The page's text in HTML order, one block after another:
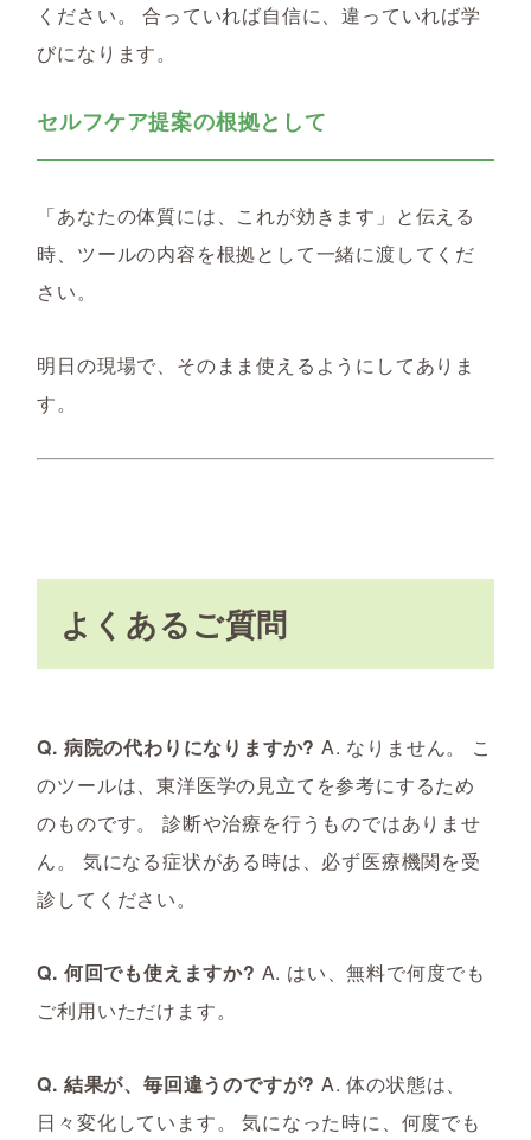
ください。 合っていれば自信に、違っていれば学
びになります。
セルフケア提案の根拠として
「あなたの体質には、これが効きます」と伝える
時、ツールの内容を根拠として一緒に渡してくだ
さい。
明日の現場で、そのまま使えるようにしてありま
す。
よくあるご質問
Q. 病院の代わりになりますか? A. なりません。 こ
のツールは、東洋医学の見立てを参考にするため
のものです。 診断や治療を行うものではありませ
ん。 気になる症状がある時は、必ず医療機関を受
診してください。
Q. 何回でも使えますか? A. はい、無料で何度でも
ご利用いただけます。
Q. 結果が、毎回違うのですが? A. 体の状態は、
日々変化しています。 気になった時に、何度でも